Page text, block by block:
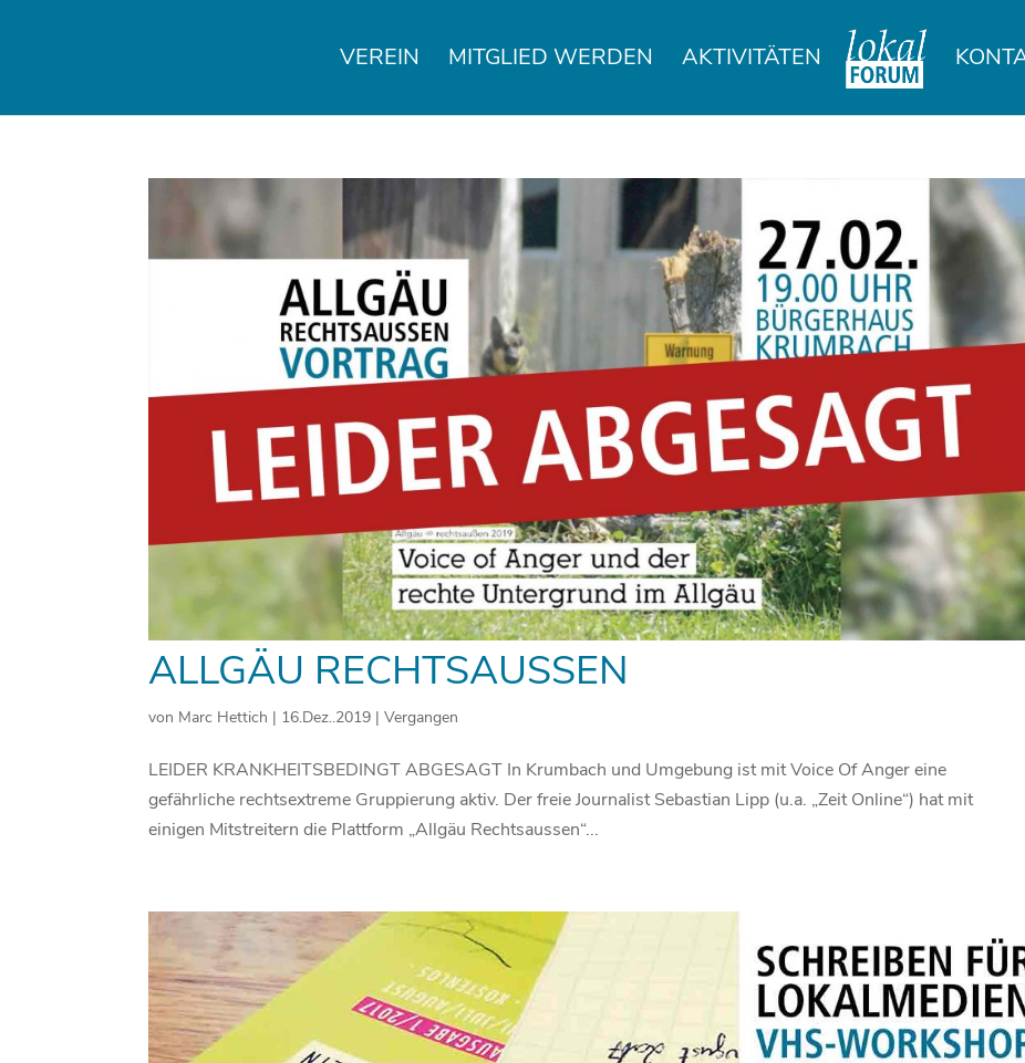
VEREIN MITGLIED WERDEN AKTIVITÄTEN
ALLGÄU RECHTSAUSSEN
von Marc Hettich | 16.Dez..2019 |Vergangen
LEIDER KRANKHEITSBEDINGT ABGESAGT In Krumbach und Umgebung ist mit Voice Of Anger eine
gefährliche rechtsextreme Gruppierung aktiv. Der freie Journalist Sebastian Lipp (u.a. „Zeit Online“) hat mit
einigen Mitstreitern die Plattform „Allgäu Rechtsaussen“...